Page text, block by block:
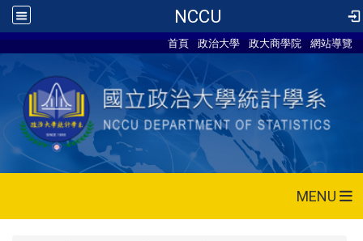
NCCU
首頁 政治大學 政大商學院 網站導覽
MENU